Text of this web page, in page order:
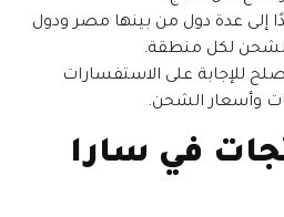
إلى عدة دول من بينها مصر ودول
لكل منطقة.
للإجابة على الاستفسارات
وأسعار الشحن.
في سارا